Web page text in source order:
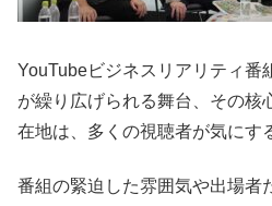
YouTubeビジネスリアリティ番
が繰り広げられる舞台、その核
在地は、多くの視聴者が気にす
番組の緊迫した雰囲気や出場者